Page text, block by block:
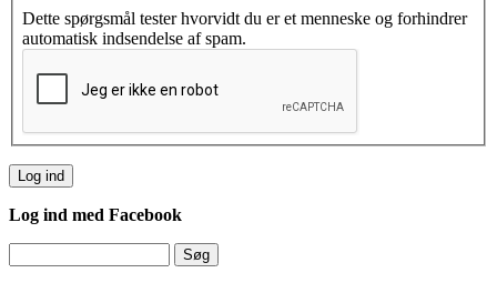
Dette spørgsmål tester hvorvidt du er et menneske og forhindrer
automatisk indsendelse af spam.
Log ind med Facebook